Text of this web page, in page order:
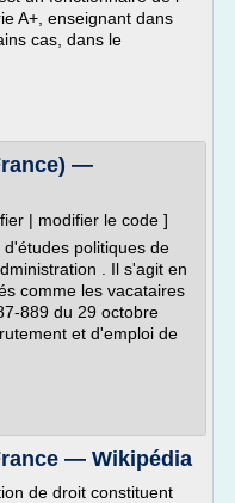
A+, enseignant dans
cas, dans le
—
| modifier le code ]
politiques de
. Il s'agit en
comme les vacataires
889 du 29 octobre
et d'emploi de
— Wikipédia
de droit constituent